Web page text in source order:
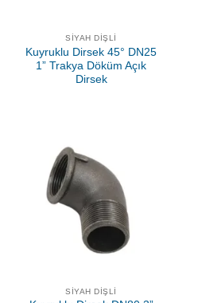
SIYAH DIŞLI
Kuyruklu Dirsek 45° DN25
1” Trakya Döküm Açık
Dirsek
SIYAH DIŞLI